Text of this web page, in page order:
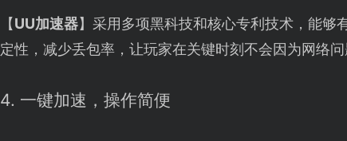
【UU加速器】采用多项黑科技和核心专利技术，能够
定性，减少丢包率，让玩家在关键时刻不会因为网络问
4. 一键加速，操作简便